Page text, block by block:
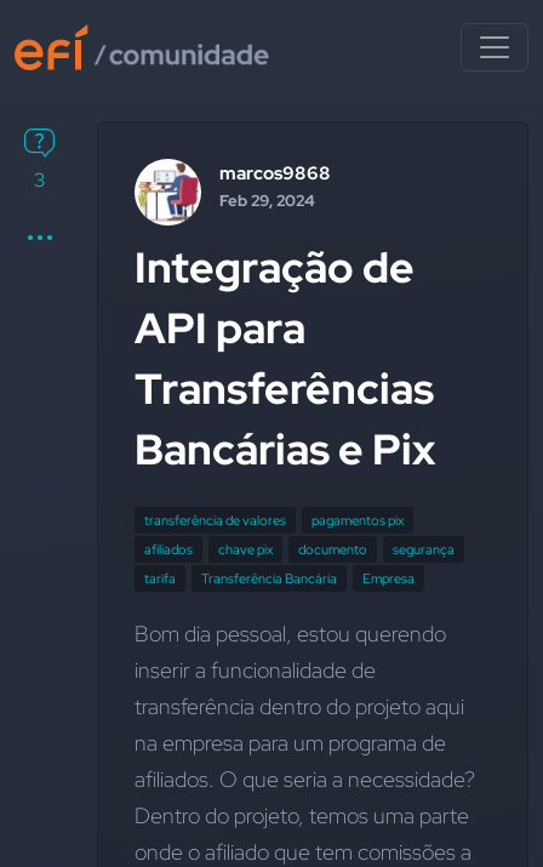
3 marcos9868
Feb 29, 2024
Integração de
API para
Transferências
Bancárias e Pix
transferência de valores
pagamentos pix
afiliados
chave pix documento
segurança
tarifa
Transferência Bancária Empresa
Bom dia pessoal, estou querendo
inserir a funcionalidade de
transferência dentro do projeto aqui
na empresa para um programa de
afiliados. O que seria a necessidade?
Dentro do projeto, temos uma parte
onde o afiliado que tem comissões a